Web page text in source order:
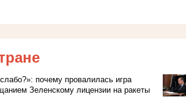
почему провалилась игра
Зеленскому лицензии на ракеты